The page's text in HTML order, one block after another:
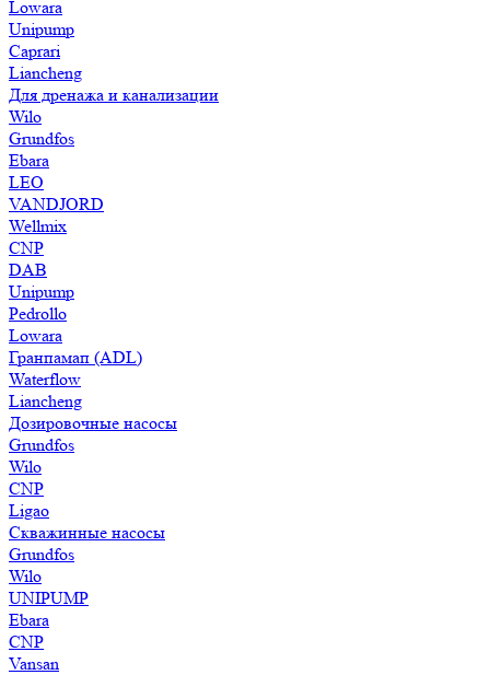
Lowara
Unipump
Caprari
Liancheng
Для дренажа и канализации
Wilo
Grundfos
Ebara
LEO
VANDJORD
Wellmix
CNP
DAB
Unipump
Pedrollo
Lowara
Гранпамап (ADL)
Waterflow
Liancheng
Дозировочные насосы
Grundfos
Wilo
CNP
Ligao
Скважинные насосы
Grundfos
Wilo
UNIPUMP
Ebara
CNP
Vansan